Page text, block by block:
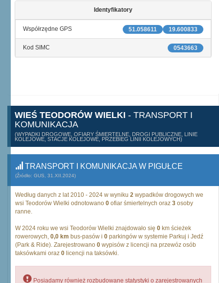
Identyfikatory
19.600833
51.058611
Współrzędne GPS
0543663
Kod SIMC
WIEŚ TEODORÓW WIELKI - TRANSPORT I
KOMUNIKACJA
(WYPADKI DROGOWE, OFIARY ŚMIERTELNE, DROGI PUBLICZNE, LINIE
KOLEJOWE, STACJE KOLEJOWE, PRZEBIEG LINII KOLEJOWYCH)
TRANSPORT I KOMUNIKACJA W PIGUŁCE
(Źródło: GUS, 31.XII.2024)
Według danych z lat 2010 - 2024 w wyniku 2 wypadków drogowych we
wsi Teodorów Wielki odnotowano 0 ofiar śmiertelnych oraz 3 osoby
ranne.
W 2024 roku we wsi Teodorów Wielki znajdowało się 0 km ścieżek
rowerowych, 0,0 km bus-pasów i 0 parkingów w systemie Parkuj i Jedź
(Park & Ride). Zarejestrowano 0 wypisów z licencji na przewóz osób
taksówkami oraz 0 licencji na taksówki.
Posiadamy również rozbudowane statystyki o zarejestrowanych